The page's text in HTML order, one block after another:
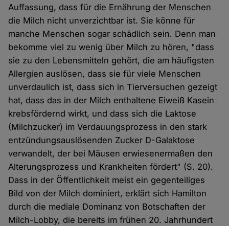
Auffassung, dass für die Ernährung der Menschen
die Milch nicht unverzichtbar ist. Sie könne für
manche Menschen sogar schädlich sein. Denn man
bekomme viel zu wenig über Milch zu hören, "dass
sie zu den Lebensmitteln gehört, die am häufigsten
Allergien auslösen, dass sie für viele Menschen
unverdaulich ist, dass sich in Tierversuchen gezeigt
hat, dass das in der Milch enthaltene Eiweiß Kasein
krebsfördernd wirkt, und dass sich die Laktose
(Milchzucker) im Verdauungsprozess in den stark
entzündungsauslösenden Zucker D-Galaktose
verwandelt, der bei Mäusen erwiesenermaßen den
Alterungsprozess und Krankheiten fördert" (S. 20).
Dass in der Öffentlichkeit meist ein gegenteiliges
Bild von der Milch dominiert, erklärt sich Hamilton
durch die mediale Dominanz von Botschaften der
Milch-Lobby, die bereits im frühen 20. Jahrhundert